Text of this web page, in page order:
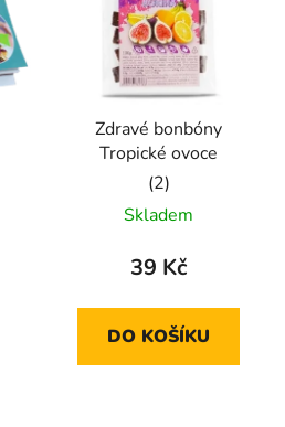
Zdravé bonbóny
Tropické ovoce
Průměrné
hodnocení
produktu
5,0
z
Skladem
39 Kč
DO KOŠÍKU